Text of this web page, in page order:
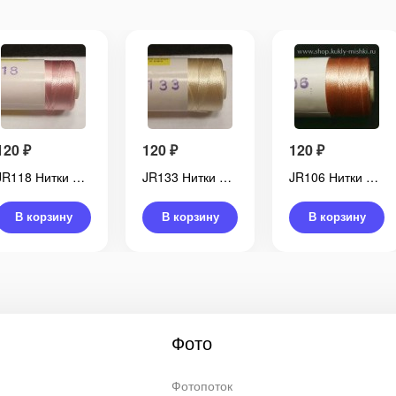
₽
JR118 Нитки DOLI вискоза Coats, 500 м
В корзину
120₽
JR133 Нитки DOLI вискоза Coats, 500 м
В корзину
120₽
JR106 Нитки DOLI вискоза Coats, 500 м
В корзину
Фото
Фотопоток